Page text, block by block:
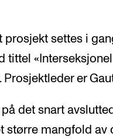
prosjekt settes i
tittel
Prosjektleder er
det snart
større mangfold av